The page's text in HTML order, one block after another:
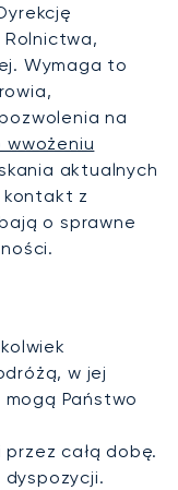
Wymaga to
na
wwożeniu
aktualnych
kontakt z
o sprawne
w jej
Państwo
całą dobę.